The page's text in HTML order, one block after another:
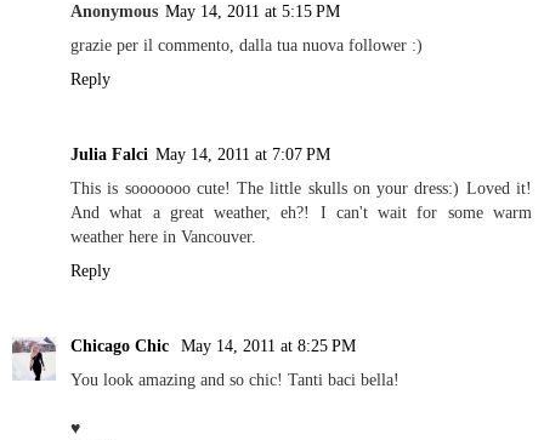
Anonymous May 14, 2011 at 5:15 PM
grazie per il commento, dalla tua nuova follower :)
Reply
Julia Falci May 14, 2011 at 7:07 PM
This is sooooooo cute! The little skulls on your dress:) Loved it!
And what a great weather, eh?! I can't wait for some warm
weather here in Vancouver.
Reply
Chicago Chic
May 14, 2011 at 8:25 PM
You look amazing and so chic! Tanti baci bella!
♥